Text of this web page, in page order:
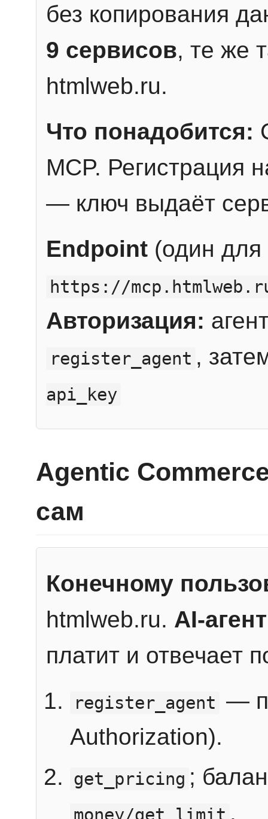
без копирования
9 сервисов, те же
htmlweb.ru.
Что понадобится:
MCP. Регистрация
— ключ выдаёт
Endpoint (один для
https://
Авторизация:
register_agent ,
api_key
Agentic
сам
Конечному
htmlweb.ru. AI-агент
платит и отвечает
register_agent —
Authorization).
get_pricing ;
.